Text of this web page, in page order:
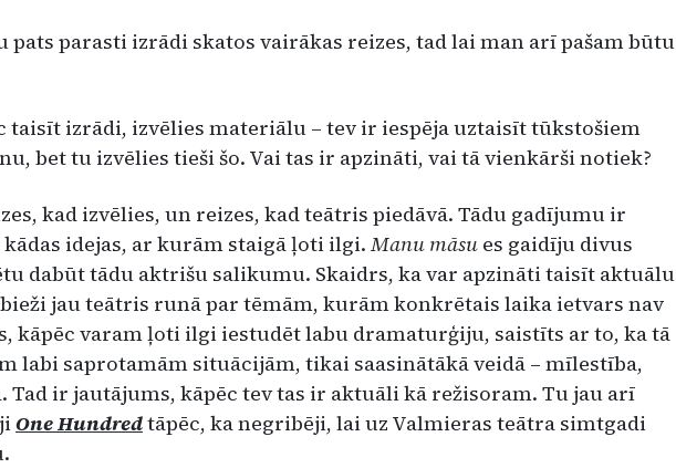
pats parasti izrādi skatos vairākas reizes, tad lai man arī pašam būtu
taisīt izrādi, izvēlies materiā­lu – tev ir iespēja uztaisīt tūkstošiem
bet tu izvēlies tieši šo. Vai tas ir apzināti, vai tā vienkārši notiek?
kad izvēlies, un reizes, kad teātris piedāvā. Tādu gadījumu ir
idejas, ar kurām staigā ļoti ilgi. Manu māsu es gaidīju divus
dabūt tādu ak­trišu salikumu. Skaidrs, ka var apzināti taisīt ak­tuālu
jau teātris runā par tē­mām, kurām konkrētais laika ietvars nav
kāpēc varam ļoti ilgi iestudēt labu dra­maturģiju, saistīts ar to, ka tā
labi saprotamām situācijām, tikai saasinātākā veidā – mīlestība,
Tad ir jautājums, kāpēc tev tas ir aktuāli kā režisoram. Tu jau arī
One Hundredtāpēc, ka negribēji, lai uz Val­mieras teātra simtgadi